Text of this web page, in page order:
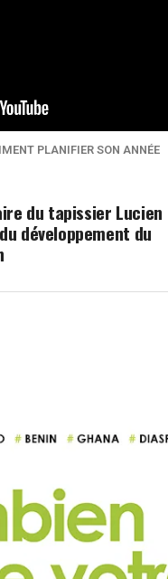
PLANIFIER SON ANNÉE
du tapissier Lucien
développement du